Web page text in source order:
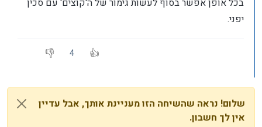
בכל אופן אפשר בסוף לעשות גימור של ה'קוצים' עם סכין
יפני.
4
שלום! נראה שהשיחה הזו מעניינת אותך, אבל עדיין
אין לך חשבון.